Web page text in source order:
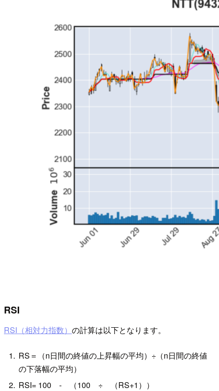
RSI
RSI（相対力指数） の計算は以下となります。
RS＝（n日間の終値の上昇幅の平均）÷（n日間の終値
の下落幅の平均）
RSI= 100 - （100 ÷ （RS+1））